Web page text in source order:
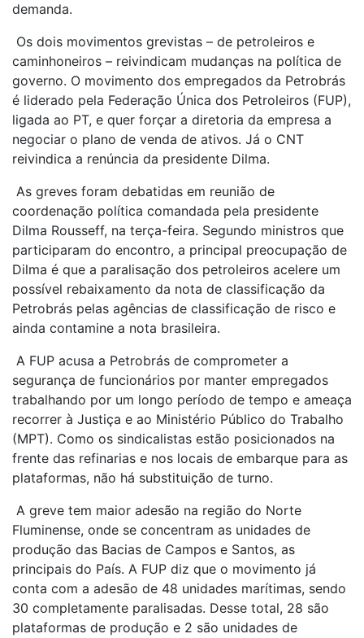
demanda.
Os dois movimentos grevistas – de petroleiros e
caminhoneiros – reivindicam mudanças na política de
governo. O movimento dos empregados da Petrobrás
é liderado pela Federação Única dos Petroleiros (FUP),
ligada ao PT, e quer forçar a diretoria da empresa a
negociar o plano de venda de ativos. Já o CNT
reivindica a renúncia da presidente Dilma.
As greves foram debatidas em reunião de
coordenação política comandada pela presidente
Dilma Rousseff, na terça-feira. Segundo ministros que
participaram do encontro, a principal preocupação de
Dilma é que a paralisação dos petroleiros acelere um
possível rebaixamento da nota de classificação da
Petrobrás pelas agências de classificação de risco e
ainda contamine a nota brasileira.
A FUP acusa a Petrobrás de comprometer a
segurança de funcionários por manter empregados
trabalhando por um longo período de tempo e ameaça
recorrer à Justiça e ao Ministério Público do Trabalho
(MPT). Como os sindicalistas estão posicionados na
frente das refinarias e nos locais de embarque para as
plataformas, não há substituição de turno.
A greve tem maior adesão na região do Norte
Fluminense, onde se concentram as unidades de
produção das Bacias de Campos e Santos, as
principais do País. A FUP diz que o movimento já
conta com a adesão de 48 unidades marítimas, sendo
30 completamente paralisadas. Desse total, 28 são
plataformas de produção e 2 são unidades de